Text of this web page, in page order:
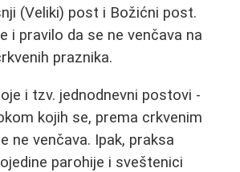
(Veliki) post i Božićni post.
i pravilo da se ne venčava na
praznika.
i tzv. jednodnevni postovi -
kojih se, prema crkvenim
ne venčava. Ipak, praksa
parohije i sveštenici